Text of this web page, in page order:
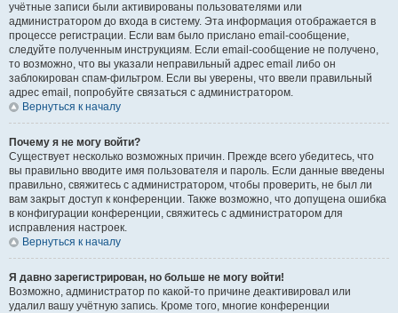
учётные записи были активированы пользователями или
администратором до входа в систему. Эта информация отображается в
процессе регистрации. Если вам было прислано email-сообщение,
следуйте полученным инструкциям. Если email-сообщение не получено,
то возможно, что вы указали неправильный адрес email либо он
заблокирован спам-фильтром. Если вы уверены, что ввели правильный
адрес email, попробуйте связаться с администратором.
Вернуться к началу
Почему я не могу войти?
Существует несколько возможных причин. Прежде всего убедитесь, что
вы правильно вводите имя пользователя и пароль. Если данные введены
правильно, свяжитесь с администратором, чтобы проверить, не был ли
вам закрыт доступ к конференции. Также возможно, что допущена ошибка
в конфигурации конференции, свяжитесь с администратором для
исправления настроек.
Вернуться к началу
Я давно зарегистрирован, но больше не могу войти!
Возможно, администратор по какой-то причине деактивировал или
удалил вашу учётную запись. Кроме того, многие конференции